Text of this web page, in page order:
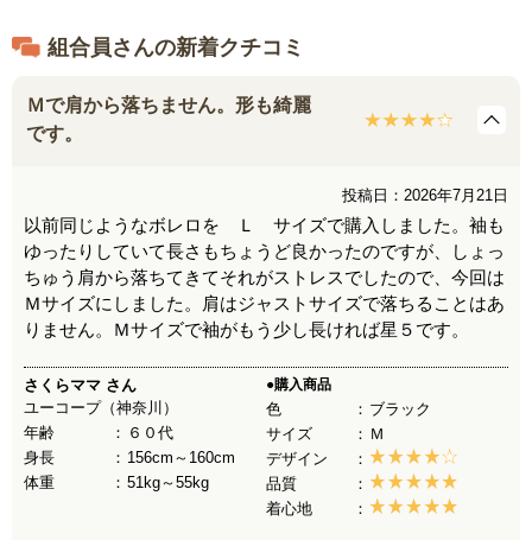
組合員さんの新着クチコミ
Ｍで肩から落ちません。形も綺麗
です。
投稿日：2026年7月21日
以前同じようなボレロを Ｌ サイズで購入しました。袖も
ゆったりしていて長さもちょうど良かったのですが、しょっ
ちゅう肩から落ちてきてそれがストレスでしたので、今回は
Ｍサイズにしました。肩はジャストサイズで落ちることはあ
りません。Ｍサイズで袖がもう少し長ければ星５です。
さくらママ さん
ユーコープ（神奈川）
年齢
６０代
身長
156cm～160cm
体重
51kg～55kg
●購入商品
色
ブラック
サイズ
Ｍ
デザイン
品質
着心地